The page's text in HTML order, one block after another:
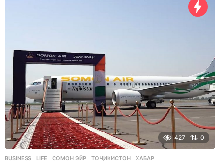
427 0
BUSINESS ,LIFE СОМОН ЭЙР ,ТОҶИКИСТОН ,ХАБАР